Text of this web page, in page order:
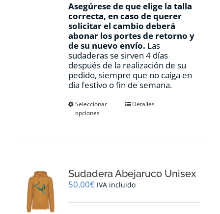
Asegúrese de que elige la talla
correcta, en caso de querer
solicitar el cambio deberá
abonar los portes de retorno y
de su nuevo envío. Las
sudaderas se sirven 4 días
después de la realización de su
pedido, siempre que no caiga en
día festivo o fin de semana.
Seleccionar
opciones
Este
se
pueden
en
Detalles
Sudadera Abejaruco Unisex
50,00€ IVA incluido